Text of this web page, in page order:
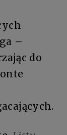
–
do